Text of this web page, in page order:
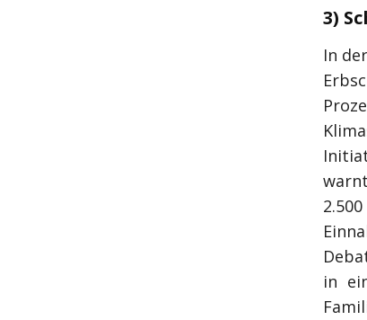
3)
In
in